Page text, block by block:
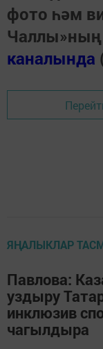
фото һәм
Чаллы»ның
каналында
ЯҢАЛЫКЛАР
Павлова:
уздыру
инклюзив
чагылдыра